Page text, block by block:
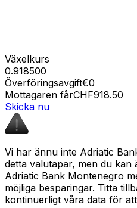
Växelkurs
0.918500
Överföringsavgift€0
Mottagaren fårCHF918.50
Skicka nu
Vi har ännu inte Adriatic
detta valutapar, men du
Adriatic Bank Montenegro
möjliga besparingar. Titta
kontinuerligt våra data för